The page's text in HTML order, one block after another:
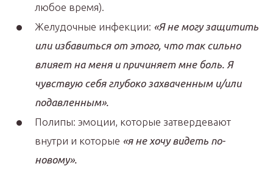
любое время).
Желудочные инфекции: «Я не могу защитить
или избавиться от этого, что так сильно
влияет на меня и причиняет мне боль. Я
чувствую себя глубоко захваченным и/или
подавленным».
Полипы: эмоции, которые затвердевают
внутри и которые «я не хочу видеть по-
новому».